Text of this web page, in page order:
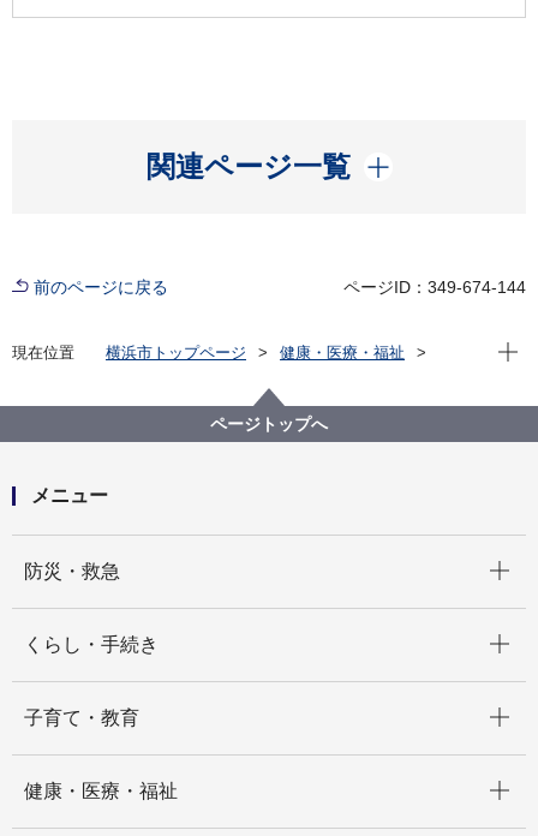
関連ページ一覧
開く
前のページに戻る ページID：349-674-144
現在位置 横浜市トップページ
健康・医療・福祉
横浜市立脳卒中・神経脊椎センター
文書料の改定について
現在
ページトップへ
メニュー
防災・救急
くらし・手続き
子育て・教育
健康・医療・福祉